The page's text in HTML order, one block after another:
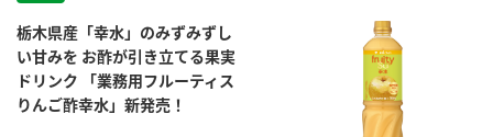
栃木県産「幸水」のみずみずし
い甘みを お酢が引き立てる果実
ドリンク 「業務用フルーティス
りんご酢幸水」新発売！